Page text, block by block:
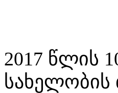
2017 წლის
სახელობის